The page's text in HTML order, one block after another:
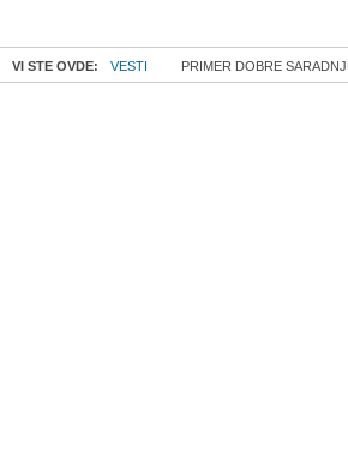
VI STE OVDE: VESTI PRIMER DOBRE